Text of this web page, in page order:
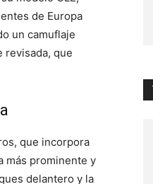
de Europa
un camuflaje
revisada, que
que incorpora
más prominente y
delantero y la